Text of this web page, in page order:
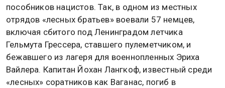
пособников нацистов. Так, в одном из местных
отрядов «лесных братьев» воевали 57 немцев,
включая сбитого под Ленинградом летчика
Гельмута Грессера, ставшего пулеметчиком, и
бежавшего из лагеря для военнопленных Эриха
Вайлера. Капитан Йохан Лангкоф, известный среди
«лесных» соратников как Ваганас, погиб в